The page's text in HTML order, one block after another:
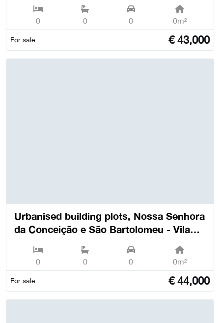
0 0 0 0m²
For sale €43,000
Urbanised building plots, Nossa Senhora
da Conceição e São Bartolomeu - Vila
0 0 0 0m²
For sale €44,000